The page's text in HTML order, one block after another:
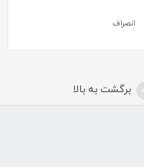
انصراف
برگشت به بالا